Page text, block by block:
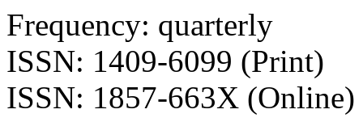
Frequency: quarterly
ISSN: 1409-6099 (Print)
ISSN: 1857-663X (Online)